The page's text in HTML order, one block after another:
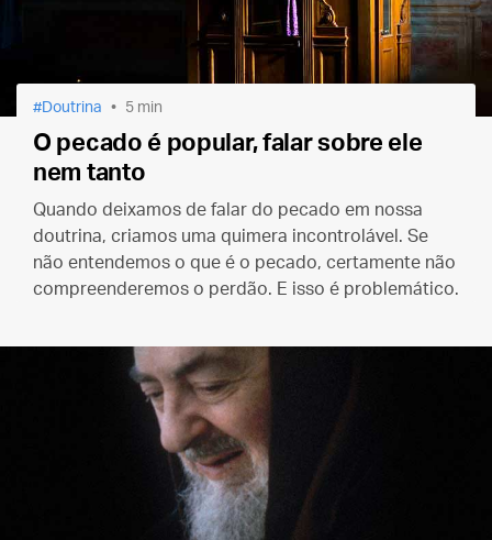
Doutrina 5 min
O pecado é popular, falar sobre ele
nem tanto
Quando deixamos de falar do pecado em nossa
doutrina, criamos uma quimera incontrolável. Se
não entendemos o que é o pecado, certamente não
compreenderemos o perdão. E isso é problemático.